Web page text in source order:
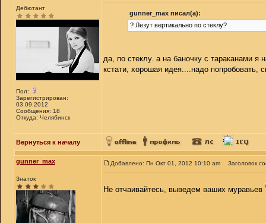
Дебютант
Пол:
Зарегистрирован:
03.09.2012
Сообщения: 18
Откуда: Челябинск
gunner_max писал(а):
? Лезут вертикально по стеклу?
да, по стеклу. а на баночку с тараканами я
кстати, хорошая идея....надо попробовать,
Вернуться к началу
gunner_max
Знаток
Добавлено: Пн Окт 01, 2012 10:10 am Заголовок
Не отчаивайтесь, выведем ваших муравьев